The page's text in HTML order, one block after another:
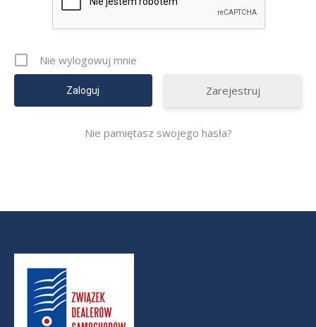
Nie wylogowuj mnie
Zarejestruj
Nie pamiętasz swojego hasła?